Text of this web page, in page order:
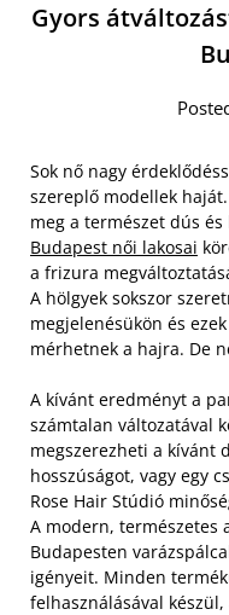
Gyors
Sok nő nagy
szereplő modellek
meg a természet dús
Budapest női lakosai
a frizura
A hölgyek sokszor
megjelenésükön és
mérhetnek a hajra. De
A kívánt eredményt a
számtalan változatával
megszerezheti a kívánt
hosszúságot, vagy egy
Rose Hair Stúdió
A modern, természetes
Budapesten
igényeit. Minden
felhasználásával